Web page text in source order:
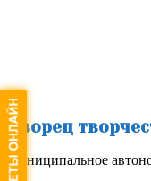
Дворец
Муниципальное